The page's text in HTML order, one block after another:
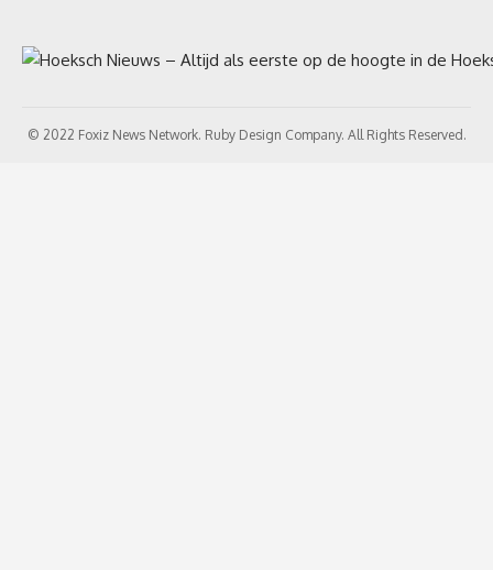
© 2022 Foxiz News Network. Ruby Design Company. All Rights Reserved.